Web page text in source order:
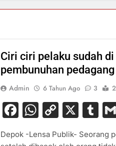
Ciri ciri pelaku sudah
pembunuhan
Admin 6 Tahun Ago 3
Facebook
WhatsApp
Copy
X
Depok -Lensa Publik- Seorang